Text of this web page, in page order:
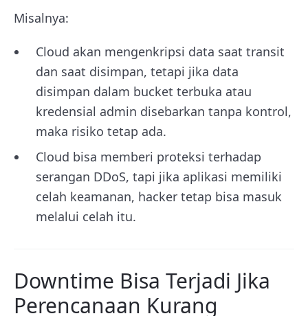
Misalnya:
Cloud akan mengenkripsi data saat transit
dan saat disimpan, tetapi jika data
disimpan dalam bucket terbuka atau
kredensial admin disebarkan tanpa kontrol,
maka risiko tetap ada.
Cloud bisa memberi proteksi terhadap
serangan DDoS, tapi jika aplikasi memiliki
celah keamanan, hacker tetap bisa masuk
melalui celah itu.
Downtime Bisa Terjadi Jika
Perencanaan Kurang